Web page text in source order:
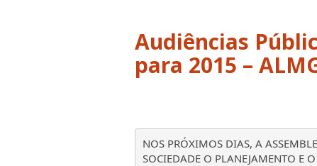
Audiências
para 2015 –
NOS PRÓXIMOS DIAS, A
SOCIEDADE O PLANEJAMENTO E